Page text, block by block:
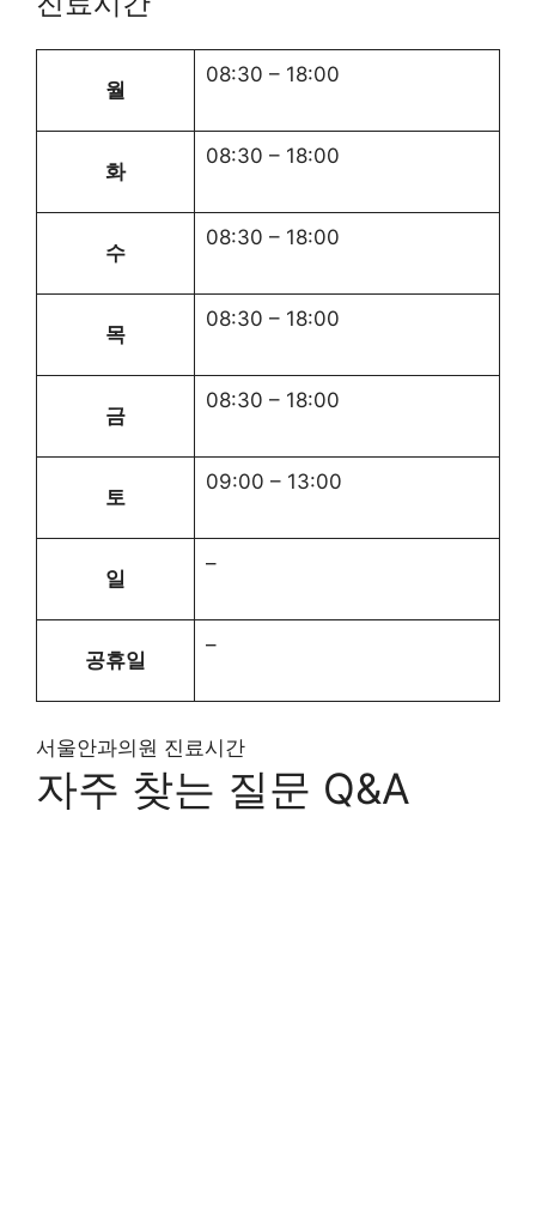
월
08:30 – 18:00
화
08:30 – 18:00
수
08:30 – 18:00
목
08:30 – 18:00
금
08:30 – 18:00
토
09:00 – 13:00
일
–
공휴일
–
서울안과의원 진료시간
자주 찾는 질문 Q&A